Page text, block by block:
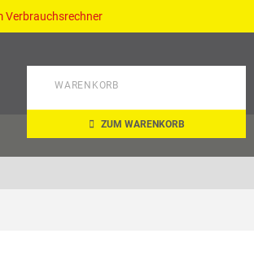
Verbrauchsrechner
WARENKORB
ZUM WARENKORB